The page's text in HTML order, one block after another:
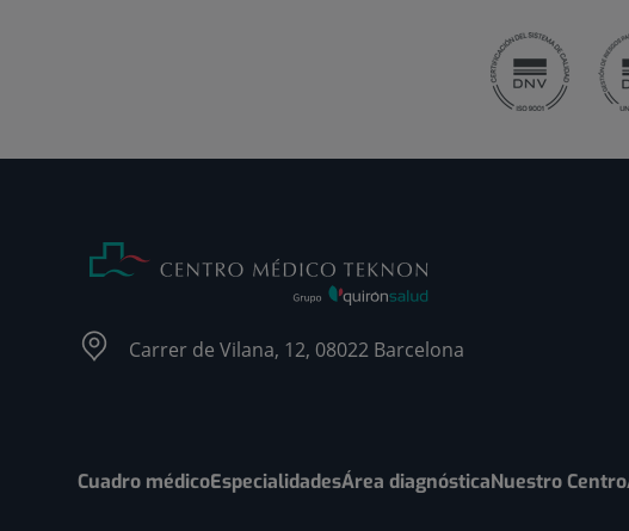
Carrer de Vilana, 12, 08022 Barcelona
Cuadro médicoEspecialidadesÁrea diagnósticaNuestro Centro